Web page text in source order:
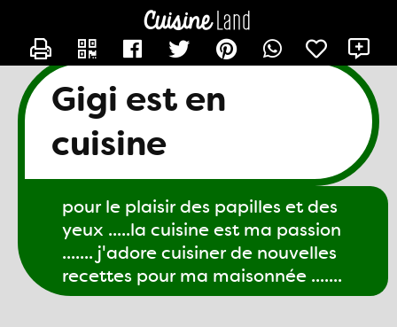
Gigi est en
cuisine
pour le plaisir des papilles et des
yeux .....la cuisine est ma passion
....... j'adore cuisiner de nouvelles
recettes pour ma maisonnée .......
CONTACTER GIGI61